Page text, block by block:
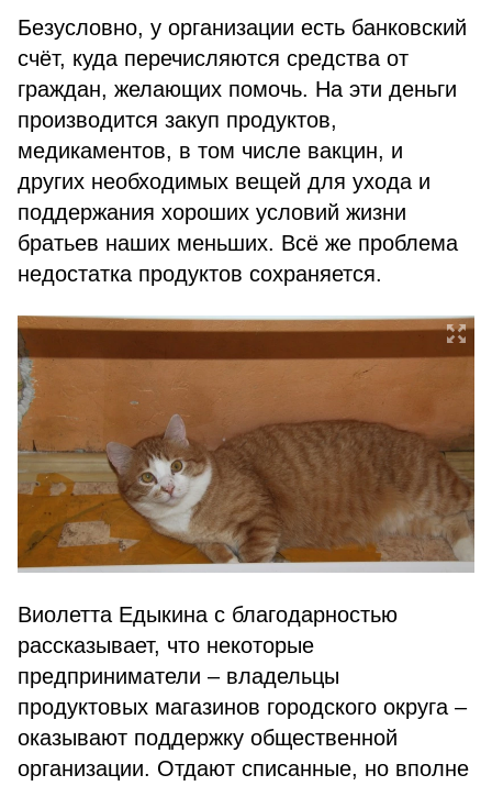
Безусловно, у организации есть банковский
счёт, куда перечисляются средства от
граждан, желающих помочь. На эти деньги
производится закуп продуктов,
медикаментов, в том числе вакцин, и
других необходимых вещей для ухода и
поддержания хороших условий жизни
братьев наших меньших. Всё же проблема
недостатка продуктов сохраняется.
Виолетта Едыкина с благодарностью
рассказывает, что некоторые
предприниматели – владельцы
продуктовых магазинов городского округа –
оказывают поддержку общественной
организации. Отдают списанные, но вполне